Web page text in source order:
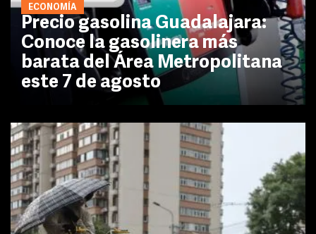
ECONOMÍA
Precio gasolina Guadalajara:
Conoce la gasolinera más
barata del Área Metropolitana
este 7 de agosto